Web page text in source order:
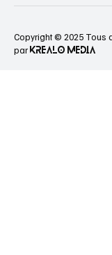
Copyright © 2025 Tous
par KREALO MEDIA